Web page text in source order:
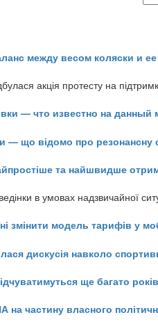
между весом коляски и
акція протесту на
— что известно на данный
— що відомо про резонансну
та найшвидше
в умовах надзвичайної
змінити модель тарифів у
дискусія навколо
ще багато років
частину власного